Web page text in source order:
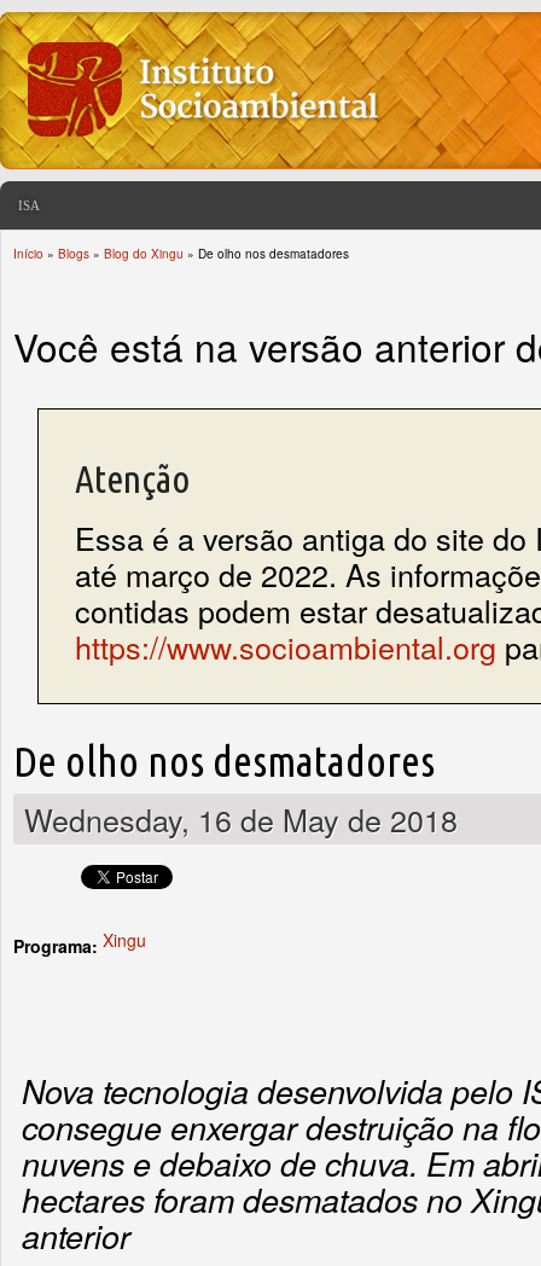
ISA
Início » Blogs » Blog do Xingu » De olho nos desmatadores
Você está na versão anterior
Atenção
Essa é a versão antiga do site do
até março de 2022. As
contidas podem estar
https://www.socioambiental.org
De olho nos desmatadores
Wednesday, 16 de May de 2018
Programa: Xingu
Nova tecnologia desenvolvida pelo
consegue enxergar destruição na
nuvens e debaixo de chuva. Em
hectares foram desmatados no
anterior